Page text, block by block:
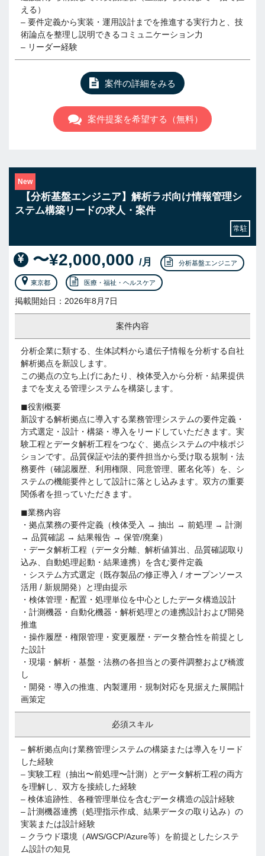
える）
– 要件定義から実装・運用設計までを推進する実行力と、技
術論点を整理し説明できるコミュニケーション力
– リーダー経験
案件の詳細をみる
案件提案を希望する（無料）
New
【分析基盤エンジニア】解析ラボ向け情報管理シ
ステム構築リードの求人・案件
常駐
〜¥2,000,000 /月 分析基盤エンジニア
東京都 医療・福祉・ヘルスケア
掲載開始日：2026年8月7日
案件内容
分析企業に類する、生体試料から遺伝子情報を分析する自社
解析拠点を新設します。
この拠点の立ち上げにあたり、検体受入から分析・結果提供
までを支える管理システムを構築します。
◼︎役割概要
新設する解析拠点に導入する業務管理システムの要件定義・
方式選定・設計・構築・導入をリードしていただきます。実
験工程とデータ解析工程をつなぐ、拠点システムの中核ポジ
ションです。品質保証や法的要件担当から受け取る規制・法
務要件（確認履歴、利用権限、同意管理、匿名化等）を、シ
ステムの機能要件として設計に落とし込みます。双方の重要
関係者を担っていただきます。
◼︎業務内容
・拠点業務の要件定義（検体受入 → 抽出 → 前処理 → 計測
→ 品質確認 → 結果報告 → 保管/廃棄）
・データ解析工程（データ分離、解析値算出、品質確認取り
込み、自動処理起動・結果連携）を含む要件定義
・システム方式選定（既存製品の修正導入 / オープンソース
活用 / 新規開発）と理由提示
・検体管理・配置・処理単位を中心としたデータ構造設計
・計測機器・自動化機器・解析処理との連携設計および開発
推進
・操作履歴・権限管理・変更履歴・データ整合性を前提とし
た設計
・現場・解析・基盤・法務の各担当との要件調整および橋渡
し
・開発・導入の推進、内製運用・規制対応を見据えた展開計
画策定
必須スキル
– 解析拠点向け業務管理システムの構築または導入をリード
した経験
– 実験工程（抽出〜前処理〜計測）とデータ解析工程の両方
を理解し、双方を接続した経験
– 検体追跡性、各種管理単位を含むデータ構造の設計経験
– 計測機器連携（処理指示作成、結果データの取り込み）の
実装または設計経験
– クラウド環境（AWS/GCP/Azure等）を前提としたシステ
ム設計の知見